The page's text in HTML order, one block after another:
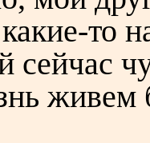
то
живем